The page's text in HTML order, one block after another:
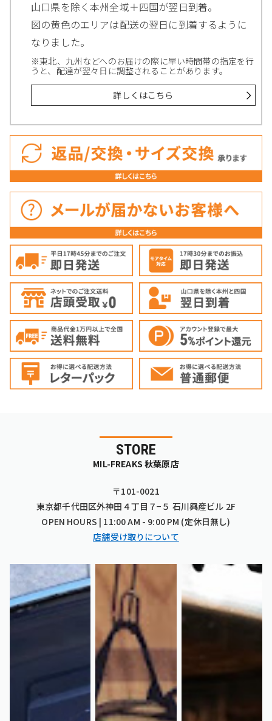
山口県を除く本州全域＋四国が翌日到着。
図の黄色のエリアは配送の翌日に到着するように
なりました。
※東北、九州などへのお届けの際に早い時間帯の指定を行
うと、配達が翌々日に調整されることがあります。
詳しくはこちら
STORE
MIL-FREAKS 秋葉原店
〒101-0021
東京都千代田区外神田４丁目７−５ 石川興産ビル 2F
OPEN HOURS | 11:00 AM - 9:00 PM (定休日無し)
店舗受け取りについて